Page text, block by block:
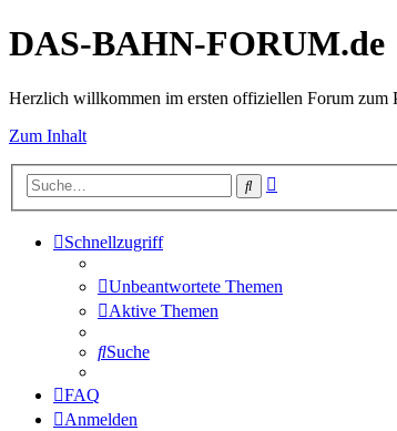
DAS-BAHN-FORUM.de
Herzlich willkommen im ersten offiziellen Forum zum
Zum Inhalt
Suche
Schnellzugriff
Unbeantwortete Themen
Aktive Themen
Suche
FAQ
Anmelden